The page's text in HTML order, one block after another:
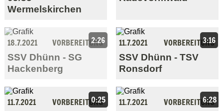
Wermelskirchen
2:26
18.7.2021 VORBEREITUNG
SSV Dhünn - SG
Hackenberg
3:16
11.7.2021 VORBEREITUNG
SSV Dhünn - TSV
Ronsdorf
0:25
11.7.2021 VORBEREITUNG 6:28
11.7.2021 VORBEREITUNG